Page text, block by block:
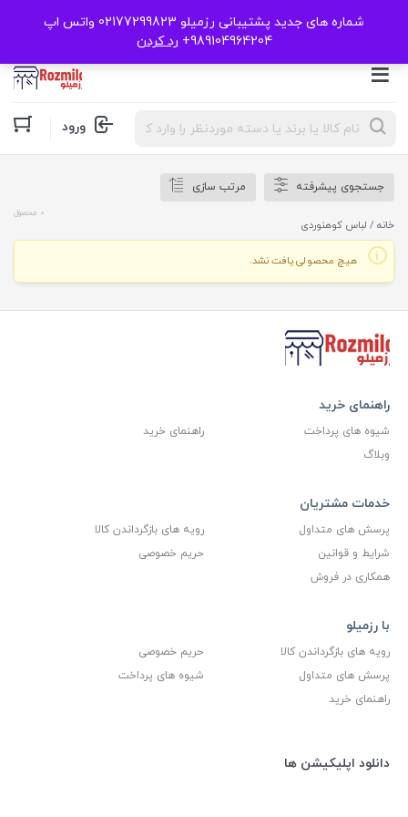
شماره های جدید پشتیبانی رزمیلو 02177299823 واتس اپ
989104964204+
رد کردن
Products
search ورود
جستجوی پیشرفته مرتب سازی
خانه / لباس کوهنوردی
0 محصول
هیچ محصولی یافت نشد.
راهنمای خرید
شیوه های پرداخت
راهنمای خرید
وبلاگ
خدمات مشتریان
پرسش های متداول
رویه های بازگرداندن کالا
شرایط و قوانین
حریم خصوصی
همکاری در فروش
با رزمیلو
رویه های بازگرداندن کالا
حریم خصوصی
پرسش های متداول
شیوه های پرداخت
راهنمای خرید
دانلود اپلیکیشن ها